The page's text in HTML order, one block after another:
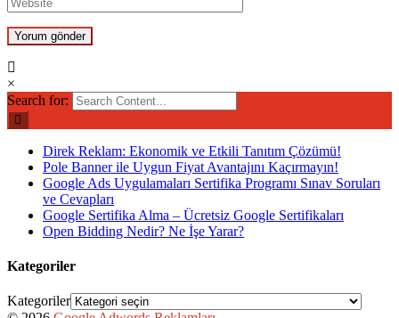
×
Search for:
Direk Reklam: Ekonomik ve Etkili Tanıtım Çözümü!
Pole Banner ile Uygun Fiyat Avantajını Kaçırmayın!
Google Ads Uygulamaları Sertifika Programı Sınav Soruları
ve Cevapları
Google Sertifika Alma – Ücretsiz Google Sertifikaları
Open Bidding Nedir? Ne İşe Yarar?
Kategoriler
Kategoriler